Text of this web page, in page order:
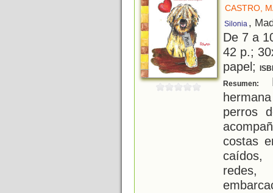
CASTRO,
Silonia ,
De 7 a
42 p.;
papel;
Resumen:
perros
costas
caídos,